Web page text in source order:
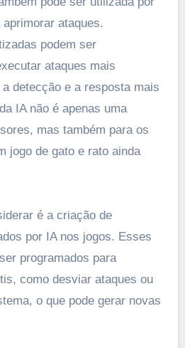
ataques.
podem ser
ataques mais
detecção e a resposta mais
IA não é apenas uma
mas também para os
jogo de gato e rato ainda
é a criação de
por IA nos jogos. Esses
programados para
como desviar ataques ou
o que pode gerar novas